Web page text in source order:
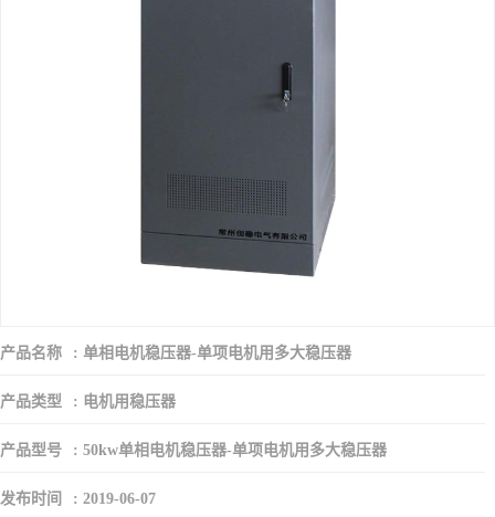
产品名称 : 单相电机稳压器-单项电机用多大稳压器
产品类型 : 电机用稳压器
产品型号 : 50kw单相电机稳压器-单项电机用多大稳压器
发布时间 : 2019-06-07